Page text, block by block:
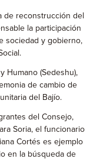
de reconstrucción del
la participación
sociedad y gobierno,
Humano (Sedeshu),
de cambio de
del Bajío.
del Consejo,
Soria, el funcionario
Cortés es ejemplo
en la búsqueda de